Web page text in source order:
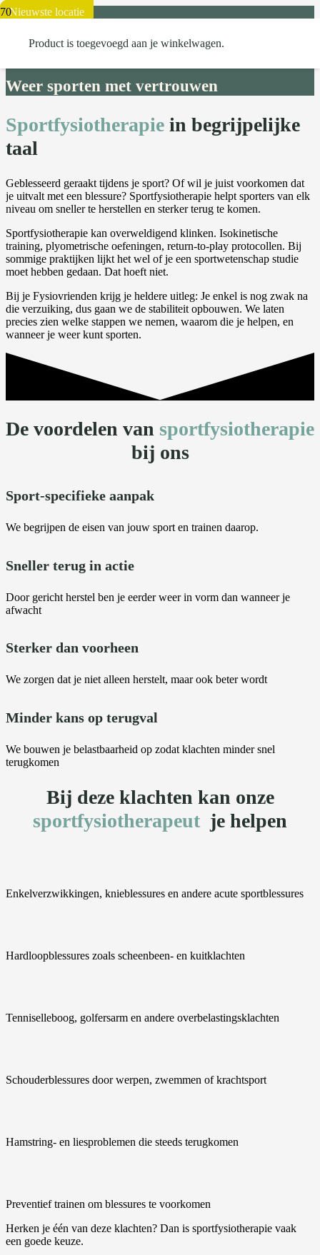
Product is toegevoegd aan je winkelwagen.
SPORTFYSIOTHERAPIE
Weer sporten met vertrouwen
Sportfysiotherapie in begrijpelijke
taal
Geblesseerd geraakt tijdens je sport? Of wil je juist voorkomen dat
je uitvalt met een blessure? Sportfysiotherapie helpt sporters van elk
niveau om sneller te herstellen en sterker terug te komen.
Sportfysiotherapie kan overweldigend klinken. Isokinetische
training, plyometrische oefeningen, return-to-play protocollen. Bij
sommige praktijken lijkt het wel of je een sportwetenschap studie
moet hebben gedaan. Dat hoeft niet.
Bij je Fysiovrienden krijg je heldere uitleg: Je enkel is nog zwak na
die verzuiking, dus gaan we de stabiliteit opbouwen. We laten
precies zien welke stappen we nemen, waarom die je helpen, en
wanneer je weer kunt sporten.
De voordelen van sportfysiotherapie
bij ons
Sport-specifieke aanpak
We begrijpen de eisen van jouw sport en trainen daarop.
Sneller terug in actie
Door gericht herstel ben je eerder weer in vorm dan wanneer je
afwacht
Sterker dan voorheen
We zorgen dat je niet alleen herstelt, maar ook beter wordt
Minder kans op terugval
We bouwen je belastbaarheid op zodat klachten minder snel
terugkomen
Bij deze klachten kan onze
sportfysiotherapeut je helpen
Enkelverzwikkingen, knieblessures en andere acute sportblessures
Hardloopblessures zoals scheenbeen- en kuitklachten
Tenniselleboog, golfersarm en andere overbelastingsklachten
Schouderblessures door werpen, zwemmen of krachtsport
Hamstring- en liesproblemen die steeds terugkomen
Preventief trainen om blessures te voorkomen
Herken je één van deze klachten? Dan is sportfysiotherapie vaak
een goede keuze.
Eindhoven Zuid
Nieuwste locatie